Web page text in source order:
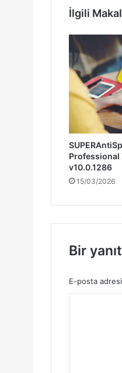
İlgili
Professional
v10.0.1286
15/03/2026
Bir
E-posta